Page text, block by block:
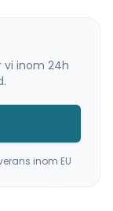
vi inom 24h
inom EU